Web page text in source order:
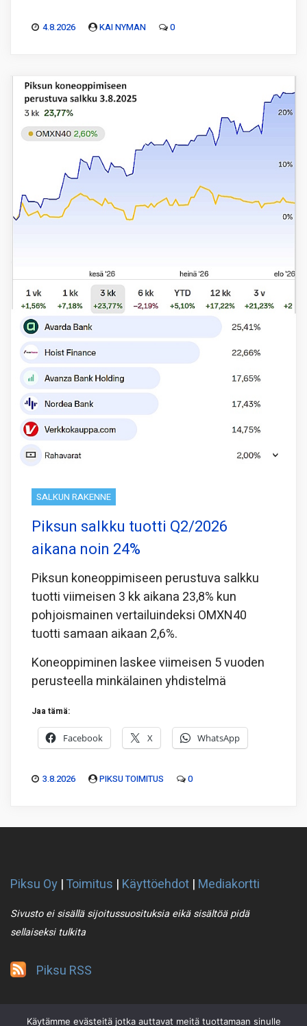
4.8.2026 KAI NYMAN 0
SALKUN RAKENNE
Piksun salkku tuotti Q2/2026
aikana noin 24%
Piksun koneoppimiseen perustuva salkku
tuotti viimeisen 3 kk aikana 23,8% kun
pohjoismainen vertailuindeksi OMXN40
tuotti samaan aikaan 2,6%.
Koneoppiminen laskee viimeisen 5 vuoden
perusteella minkälainen yhdistelmä
Jaa tämä:
Facebook X WhatsApp
3.8.2026 PIKSU TOIMITUS 0
Piksu Oy |Toimitus | Käyttöehdot | Mediakortti
Sivusto ei sisällä sijoitussuosituksia eikä sisältöä pidä
sellaiseksi tulkita
Piksu RSS
Käytämme evästeitä jotka auttavat meitä tuottamaan sinulle